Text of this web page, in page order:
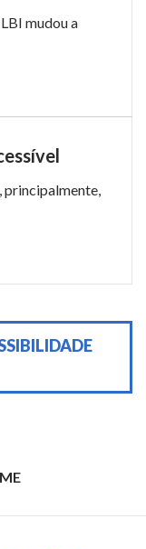
mudou a
principalmente,